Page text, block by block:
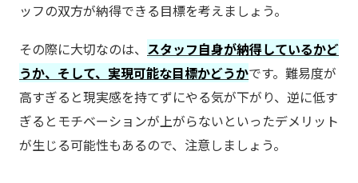
ッフの双方が納得できる目標を考えましょう。
その際に大切なのは、 スタッフ自身が納得しているかど
うか、そして、実現可能な目標かどうかです。難易度が
高すぎると現実感を持てずにやる気が下がり、逆に低す
ぎるとモチベーションが上がらないといったデメリット
が生じる可能性もあるので、注意しましょう。